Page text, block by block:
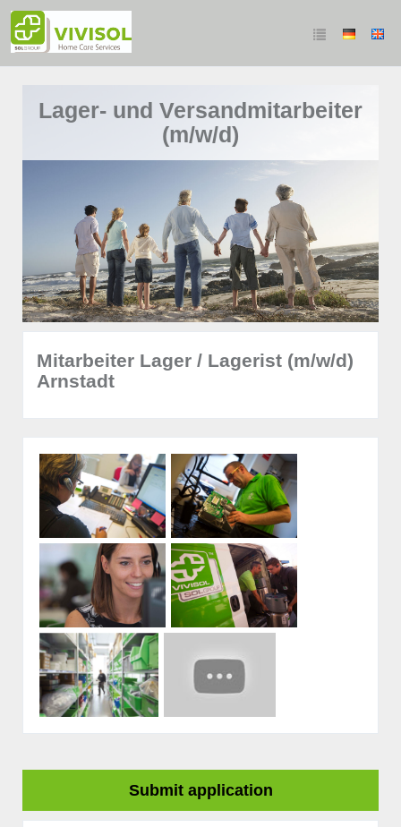
Lager- und Versandmitarbeiter
(m/w/d)
Mitarbeiter Lager / Lagerist (m/w/d)
Arnstadt
Submit application